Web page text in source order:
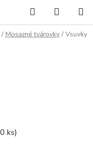
Hledat
KOŠÍK
/ Mosazné tvárovky / Vsuvky
ks)